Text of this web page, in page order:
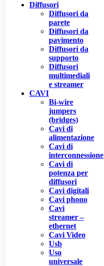
Diffusori
Diffusori da
parete
Diffusori da
pavimento
Diffusori da
supporto
Diffusori
multimediali
e streamer
CAVI
Bi-wire
jumpers
(bridges)
Cavi di
alimentazione
Cavi di
interconnessione
Cavi di
potenza per
diffusori
Cavi digitali
Cavi phono
Cavi
streamer –
ethernet
Cavi Video
Usb
Uso
universale